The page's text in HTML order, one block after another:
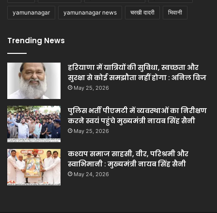
yamunanagar yamunanagar news चरखी दादरी भिवानी
Trending News
हरियाणा में यात्रियों की सुविधा, स्वच्छता और
सुरक्षा से कोई समझौता नहीं होगा : अनिल विज
May 25, 2026
पुलिस भर्ती पीएमटी में व्यवस्थाओं का निरीक्षण
करने स्वयं पहुंचे मुख्यमंत्री नायब सिंह सैनी
May 25, 2026
कश्यप समाज साहसी, वीर, परिश्रमी और
स्वाभिमानी : मुख्यमंत्री नायब सिंह सैनी
May 24, 2026